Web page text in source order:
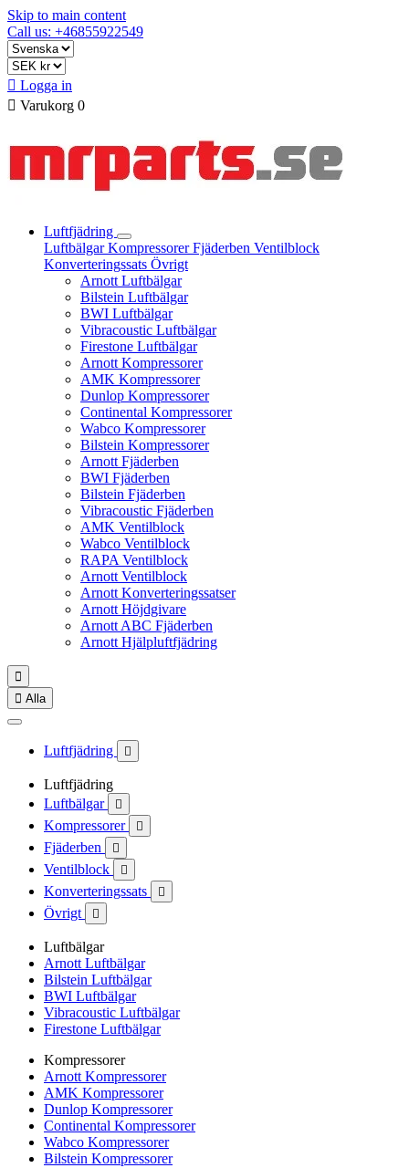
Skip to main content
Call us: +46855922549
 Logga in
 Varukorg 0
Luftfjädring
LuftbälgarKompressorerFjäderben Ventilblock
Konverteringssats Övrigt
Arnott Luftbälgar
Bilstein Luftbälgar
BWI Luftbälgar
Vibracoustic Luftbälgar
Firestone Luftbälgar
Arnott Kompressorer
AMK Kompressorer
Dunlop Kompressorer
Continental Kompressorer
Wabco Kompressorer
Bilstein Kompressorer
Arnott Fjäderben
BWI Fjäderben
Bilstein Fjäderben
Vibracoustic Fjäderben
AMK Ventilblock
Wabco Ventilblock
RAPA Ventilblock
Arnott Ventilblock
Arnott Konverteringssatser
Arnott Höjdgivare
Arnott ABC Fjäderben
Arnott Hjälpluftfjädring

 Alla
Luftfjädring 
Luftfjädring
Luftbälgar

Kompressorer 
Fjäderben 
Ventilblock 
Konverteringssats 
Övrigt 
Luftbälgar
Arnott Luftbälgar
Bilstein Luftbälgar
BWI Luftbälgar
Vibracoustic Luftbälgar
Firestone Luftbälgar
Kompressorer
Arnott Kompressorer
AMK Kompressorer
Dunlop Kompressorer
Continental Kompressorer
Wabco Kompressorer
Bilstein Kompressorer